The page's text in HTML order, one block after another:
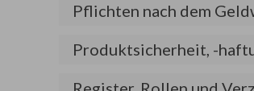
Pflichten nach dem
Produktsicherheit, -